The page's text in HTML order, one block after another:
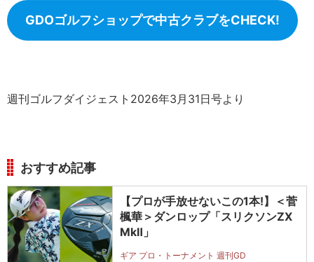
GDOゴルフショップで中古クラブをCHECK!
週刊ゴルフダイジェスト2026年3月31日号より
おすすめ記事
【プロが手放せないこの1本!】＜菅
楓華＞ダンロップ「スリクソンZX
MkⅡ」
ギア プロ・トーナメント 週刊GD